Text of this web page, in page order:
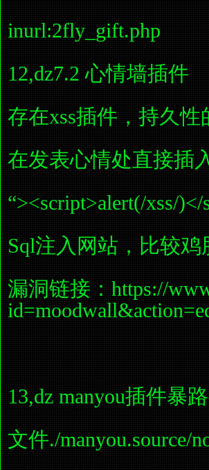
inurl:2fly_gift.php
12,dz7.2 心情墙插件
存在xss插件，持久性
在发表心情处直接插
“><script>alert(/xss/)</
Sql注入网站，比较
漏洞链接：https://
13,dz manyou插件暴
文件./manyou.source/